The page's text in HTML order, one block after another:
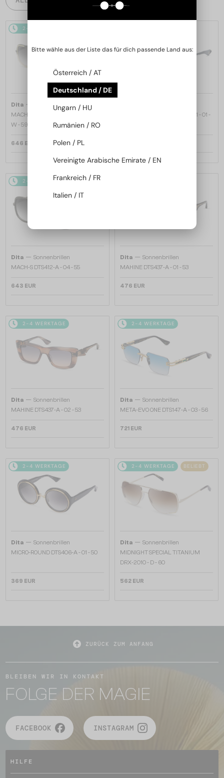
2-4 WERKTAGE
Dita —
Sonnenbrillen
MACH ONE DRX-2030 TITANIUM -
W - 59
646 EUR
MACH SIX//TITANIUM DTS121 - 01 -
2-4 WERKTAGE
Dita — Sonnenbrillen
MACH-S DTS412-A - 04 - 55
643 EUR
Dita — Sonnenbrillen
MAHINE DTS437-A - 01 - 53
476 EUR
2-4 WERKTAGE
Dita — Sonnenbrillen
MAHINE DTS437-A - 02 - 53
476 EUR
2-4 WERKTAGE
Dita — Sonnenbrillen
META-EVO ONE DTS147-A - 03 - 56
721 EUR
2-4 WERKTAGE
Dita — Sonnenbrillen
MICRO-ROUND DTS406-A - 01 - 50
369 EUR
2-4 WERKTAGE BELIEBT
Dita — Sonnenbrillen
MIDNIGHT SPECIAL TITANIUM
DRX-2010 - D - 60
562 EUR
ZURÜCK ZUM ANFANG
BLEIBEN WIR IN KONTAKT
FOLGE DER MAGIE
FACEBOOK INSTAGRAM
HILFE
Bitte wähle aus der Liste das für dich passende Land aus:
Österreich / AT
Deutschland / DE
Ungarn / HU
Rumänien / RO
Polen / PL
Vereinigte Arabische Emirate / EN
Frankreich / FR
Italien / IT